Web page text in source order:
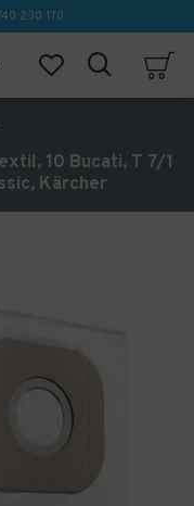
230 170
10 Bucati, T 7/1
Kärcher